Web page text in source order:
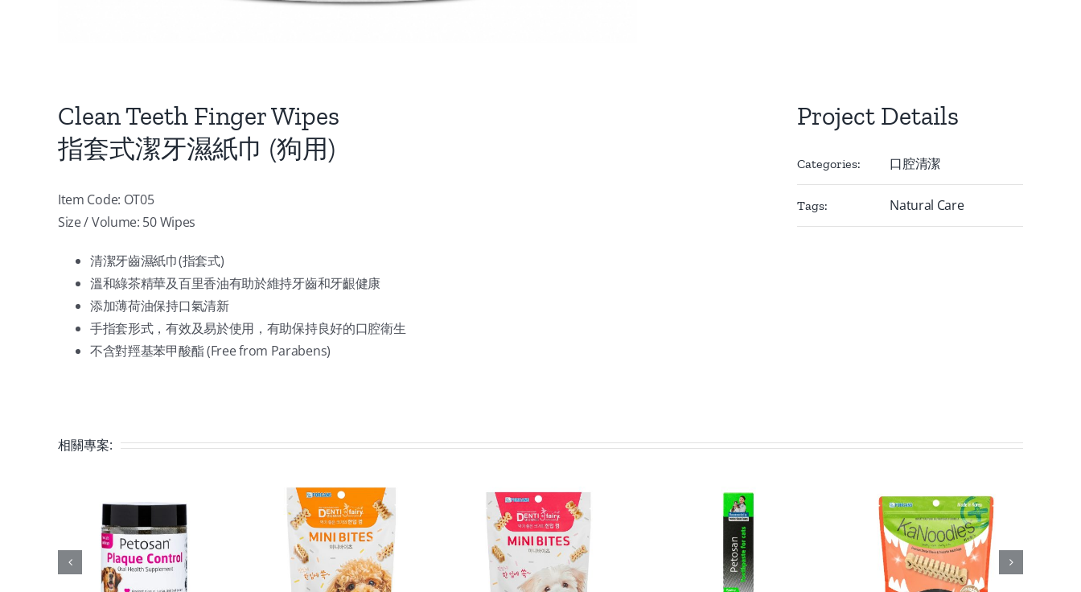
Clean Teeth Finger Wipes
指套式潔牙濕紙巾 (狗用)
Item Code: OT05
Size / Volume: 50 Wipes
清潔牙齒濕紙巾(指套式)
溫和綠茶精華及百里香油有助於維持牙齒和牙齦健康
添加薄荷油保持口氣清新
手指套形式，有效及易於使用，有助保持良好的口腔衛生
不含對羥基苯甲酸酯 (Free from Parabens)
Project Details
Categories: 口腔清潔
Tags: Natural Care
相關專案: